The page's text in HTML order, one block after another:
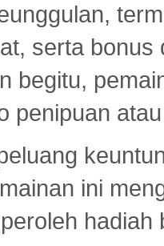
serta
begitu,
penipuan
ini
hadiah